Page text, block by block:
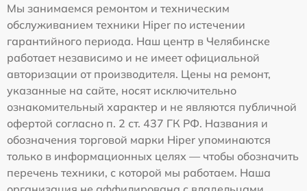
Мы занимаемся ремонтом и техническим
обслуживанием техники Hiper по истечении
гарантийного периода. Наш центр в Челябинске
работает независимо и не имеет официальной
авторизации от производителя. Цены на ремонт,
указанные на сайте, носят исключительно
ознакомительный характер и не являются публичной
офертой согласно п. 2 ст. 437 ГК РФ. Названия и
обозначения торговой марки Hiper упоминаются
только в информационных целях — чтобы обозначить
перечень техники, с которой мы работаем. Наша